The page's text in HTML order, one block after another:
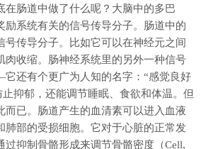
在肠道中做了什么呢？大脑中的多巴
励系统有关的信号传导分子。肠道中的
号传导分子。比如它可以在神经元之间
肉收缩。肠神经系统里的另外一种信号
还有个更广为人知的名字：“感觉良好
抑郁，还能调节睡眠、食欲和体温。但
而已。肠道产生的血清素可以进入血液
肺部的受损细胞。它对于心脏的正常发
过抑制骨骼形成来调节骨骼密度（Cell,